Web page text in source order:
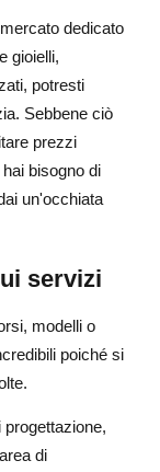
dedicato
gioielli,
potresti
Sebbene ciò
prezzi
bisogno di
un'occhiata
servizi
modelli o
poiché si
di